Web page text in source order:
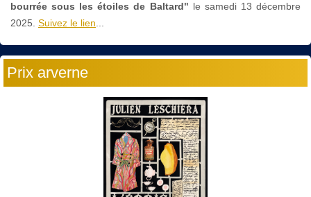
bourrée sous les étoiles de Baltard" le samedi 13 décembre
2025. Suivez le lien...
Prix arverne